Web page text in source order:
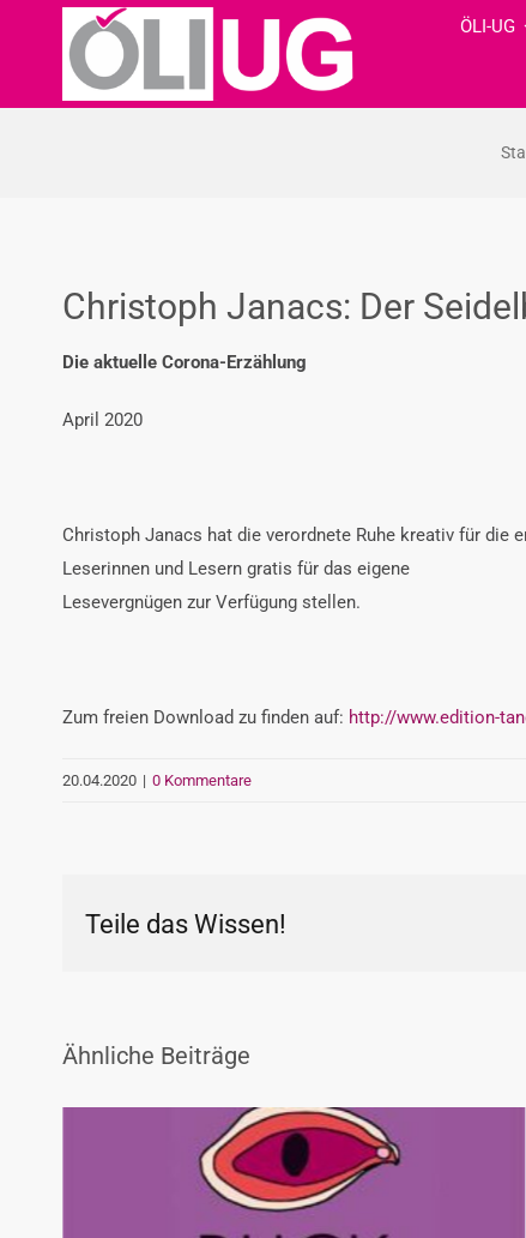
ÖLI-UG
Christoph Janacs: Der
Die aktuelle Corona-Erzählung
April 2020
Christoph Janacs hat die verordnete Ruhe kreativ für die
Leserinnen und Lesern gratis für das eigene
Lesevergnügen zur Verfügung stellen.
Zum freien Download zu finden auf: http://www.edition-
20.04.2020 | 0 Kommentare
Teile das Wissen!
Ähnliche Beiträge